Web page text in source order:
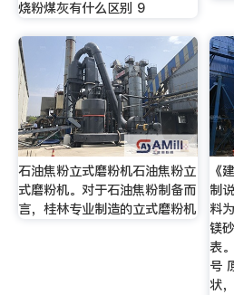
烧粉煤灰有什么区别 9
石油焦粉立式磨粉机石油焦粉立
式磨粉机。对于石油焦粉制备而
言，桂林专业制造的立式磨粉机
《
制
料
镁
表
号
状